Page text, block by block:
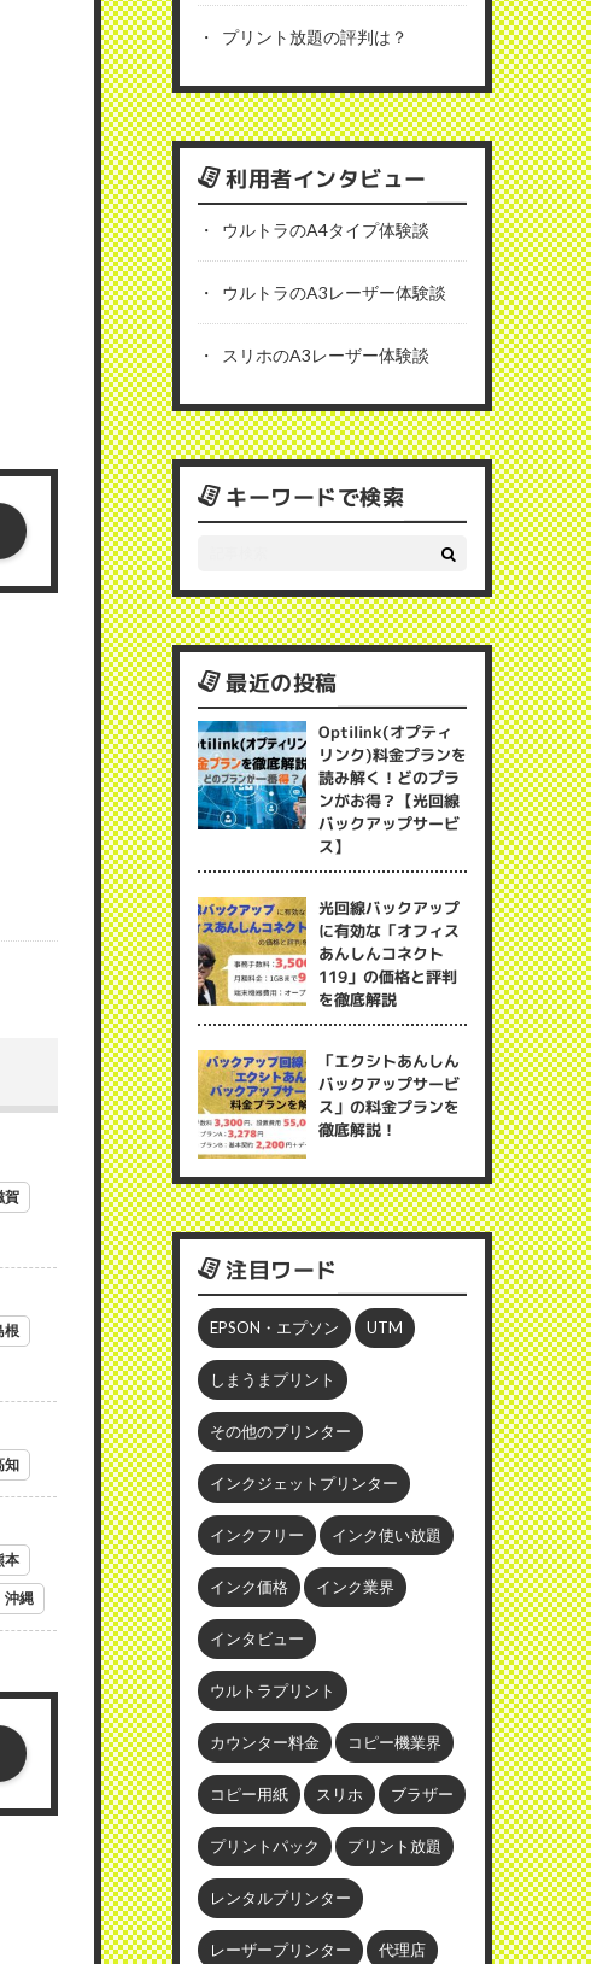
賀
根
知
本
沖縄
プリント放題の評判は？
利用者インタビュー
ウルトラのA4タイプ体験談
ウルトラのA3レーザー体験談
スリホのA3レーザー体験談
キーワードで検索
最近の投稿
Optilink(オプティ
リンク)料金プランを
読み解く！どのプラ
ンがお得？【光回線
バックアップサービ
ス】
光回線バックアップ
に有効な「オフィス
あんしんコネクト
119」の価格と評判
を徹底解説
「エクシトあんしん
バックアップサービ
ス」の料金プランを
徹底解説！
注目ワード
EPSON・エプソン UTM
しまうまプリント
その他のプリンター
インクジェットプリンター
インクフリー インク使い放題
インク価格 インク業界
インタビュー
ウルトラプリント
カウンター料金 コピー機業界
コピー用紙 スリホ ブラザー
プリントパック プリント放題
レンタルプリンター
レーザープリンター 代理店